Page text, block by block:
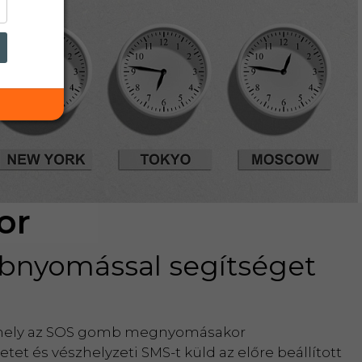
segítséget
az SOS gomb megnyomásakor
és vészhelyzeti SMS-t küld az előre beállított